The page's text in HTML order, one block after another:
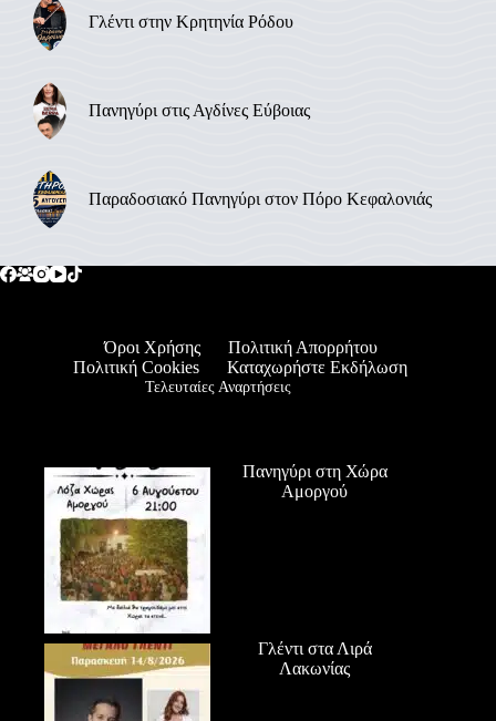
Γλέντι στην Κρητηνία Ρόδου
Πανηγύρι στις Αγδίνες Εύβοιας
Παραδοσιακό Πανηγύρι στον Πόρο Κεφαλονιάς
Όροι Χρήσης
Πολιτική Απορρήτου
Πολιτική Cookies
Καταχωρήστε Εκδήλωση
Τελευταίες Αναρτήσεις
Πανηγύρι στη Χώρα
Αμοργού
Γλέντι στα Λιρά
Λακωνίας